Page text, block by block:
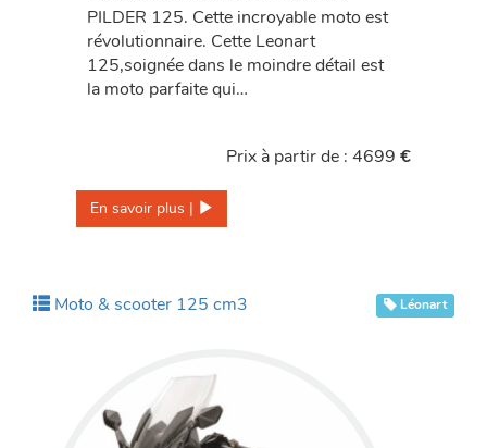
PILDER 125. Cette incroyable moto est
révolutionnaire. Cette Leonart
125,soignée dans le moindre détail est
la moto parfaite qui…
Prix à partir de : 4699 €
En savoir plus |
Moto & scooter 125 cm3 Léonart